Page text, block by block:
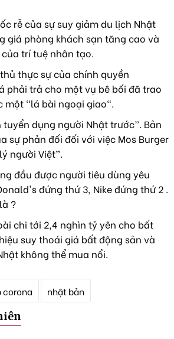
rễ của sự suy giảm du lịch Nhật
giá phòng khách sạn tăng cao và
trí tuệ nhân tạo.
thực sự của chính quyền
phải trả cho một vụ bê bối đã trao
một "lá bài ngoại giao".
tuyển dụng người Nhật trước”. Bản
sự phản đối đối với việc Mos Burger
người Việt”.
đầu được người tiêu dùng yêu
đứng thứ 3, Nike đứng thứ 2 .
?
chi tới 2,4 nghìn tỷ yên cho bất
suy thoái giá bất động sản và
không thể mua nổi.
corona nhật bản